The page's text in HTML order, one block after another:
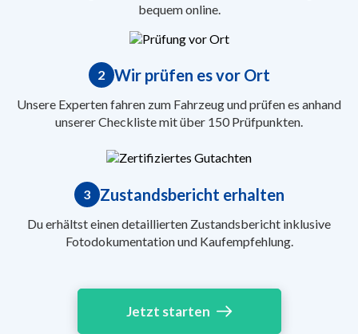
bequem online.
2 Wir prüfen es vor Ort
Unsere Experten fahren zum Fahrzeug und prüfen es anhand
unserer Checkliste mit über 150 Prüfpunkten.
3 Zustandsbericht erhalten
Du erhältst einen detaillierten Zustandsbericht inklusive
Fotodokumentation und Kaufempfehlung.
Jetzt starten